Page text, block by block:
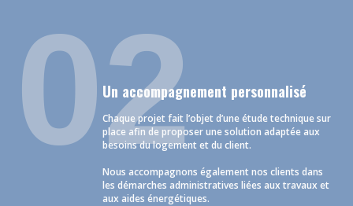
Un accompagnement personnalisé
Chaque projet fait l’objet d’une étude technique sur
place afin de proposer une solution adaptée aux
besoins du logement et du client.
Nous accompagnons également nos clients dans
les démarches administratives liées aux travaux et
aux aides énergétiques.
02